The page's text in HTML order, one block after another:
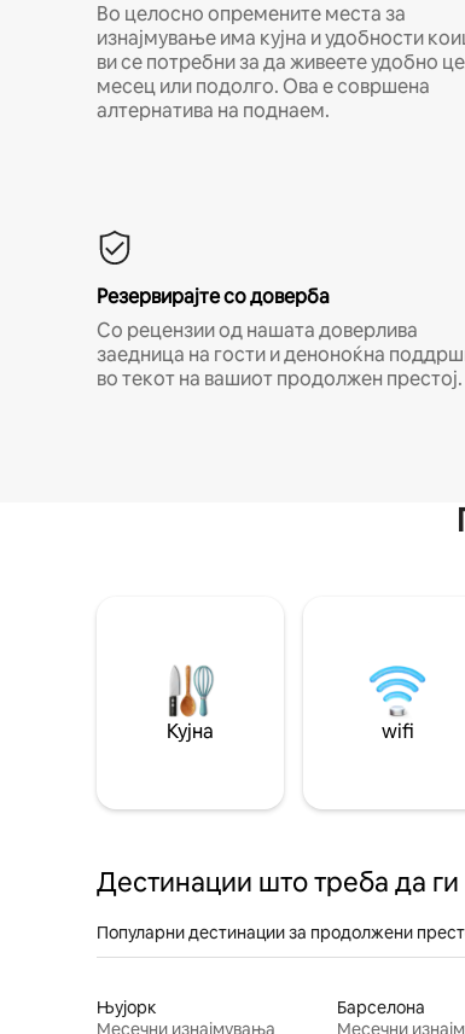
Во целосно опремените места за
изнајмување има кујна и удобности
ви се потребни за да живеете удобно
месец или подолго. Ова е совршена
алтернатива на поднаем.
Резервирајте со доверба
Со рецензии од нашата доверлива
заедница на гости и деноноќна
во текот на вашиот продолжен престој.
Кујна wifi
Дестинации што треба да
Популарни дестинации за продолжени
Њујорк
Месечни изнајмувања
Барселона
Месечни